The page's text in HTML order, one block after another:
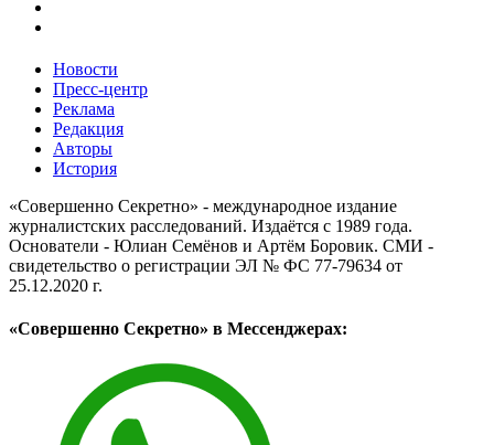
Новости
Пресс-центр
Реклама
Редакция
Авторы
История
«Совершенно Секретно» - международное издание
журналистских расследований. Издаётся с 1989 года.
Основатели - Юлиан Семёнов и Артём Боровик. CМИ -
свидетельство о регистрации ЭЛ № ФС 77-79634 от
25.12.2020 г.
«Совершенно Секретно» в Мессенджерах: